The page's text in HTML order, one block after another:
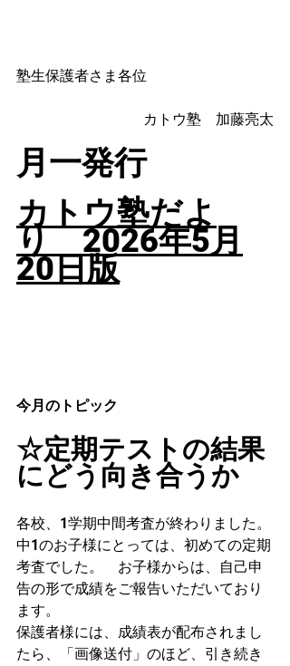
塾生保護者さま各位
カトウ塾　加藤亮太
月一発行
カトウ塾だよ
り　2026年5月
20日版
今月のトピック
☆定期テストの結果
にどう向き合うか
各校、1学期中間考査が終わりました。
中1のお子様にとっては、初めての定期
考査でした。　お子様からは、自己申
告の形で成績をご報告いただいており
ます。
保護者様には、成績表が配布されまし
たら、「画像送付」のほど、引き続き